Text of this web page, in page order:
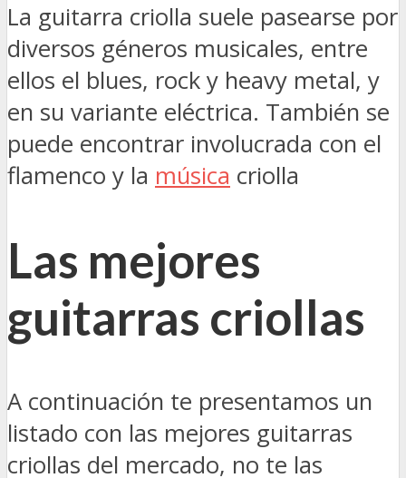
La guitarra criolla suele pasearse por
diversos géneros musicales, entre
ellos el blues, rock y heavy metal, y
en su variante eléctrica. También se
puede encontrar involucrada con el
flamenco y la música criolla
Las mejores
guitarras criollas
A continuación te presentamos un
listado con las mejores guitarras
criollas del mercado, no te las